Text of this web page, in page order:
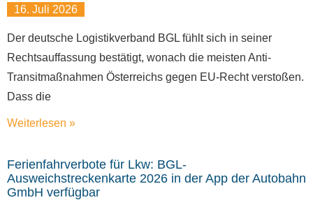
16. Juli 2026
Der deutsche Logistikverband BGL fühlt sich in seiner
Rechtsauffassung bestätigt, wonach die meisten Anti-
Transitmaßnahmen Österreichs gegen EU-Recht verstoßen.
Dass die
Weiterlesen »
Ferienfahrverbote für Lkw: BGL-
Ausweichstreckenkarte 2026 in der App der Autobahn
GmbH verfügbar